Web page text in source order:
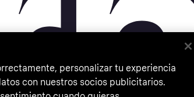
personalizar tu experiencia
con nuestros socios publicitarios.